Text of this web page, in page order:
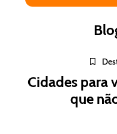
Cidades para
que